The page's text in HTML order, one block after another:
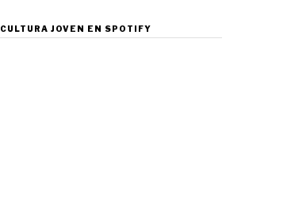
CULTURA JOVEN EN SPOTIFY